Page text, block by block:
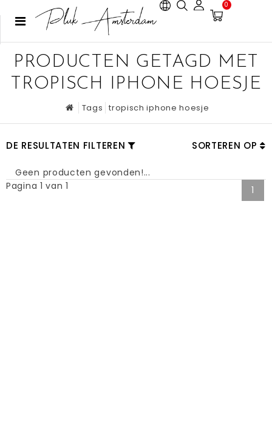
0
PRODUCTEN GETAGD MET
TROPISCH IPHONE HOESJE
Tags tropisch iphone hoesje
DE RESULTATEN FILTEREN SORTEREN OP
Geen producten gevonden!...
Pagina 1 van 1
1